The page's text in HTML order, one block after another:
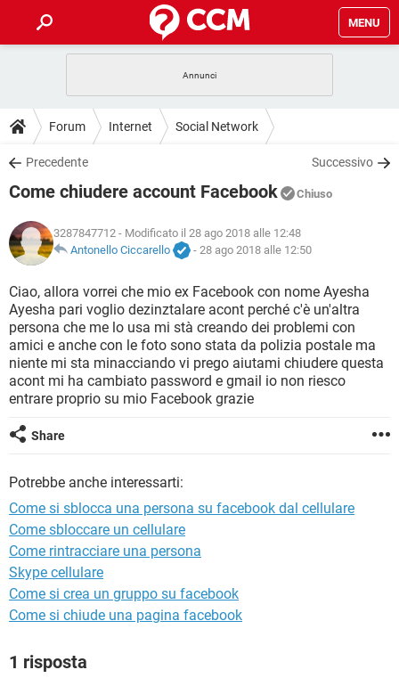
MENU
INTRATTENIMENTO ANDROID
iOS
INSTAGRAM WHATSAPP
TIKTOK
HARDWARE
GUIDE
COVID-19
INSTAGRAM WHATSAPP
TIKTOK
HARDWARE
DOWNLOAD
COVID-19 GAMING
INTRATTENIMENTO
iOS WINDOWS 10
INSTAGRAM WHATSAPP
TIKTOK FACEBOOK
HARDWARE
COVID-19 GAMING
INTRATTENIMENTO
iOS WINDOWS 10
INSTAGRAM WHATSAPP
TIKTOK FACEBOOK
HARDWARE
GLOSSARIO
COVID-19 GAMING
INTRATTENIMENTO ANDROID
iOS WINDOWS 10
INSTAGRAM WHATSAPP
TIKTOK FACEBOOK
HARDWARE
Forum Internet Social Network
Precedente Successivo
Come chiudere account Facebook Chiuso
3287847712 - Modificato il 28 ago 2018 alle 12:48
Antonello Ciccarello
- 28 ago 2018 alle 12:50
Ciao, allora vorrei che mio ex Facebook con nome Ayesha
Ayesha pari voglio dezinztalare acont perché c'è un'altra
persona che me lo usa mi stà creando dei problemi con
amici e anche con le foto sono stata da polizia postale ma
niente mi sta minacciando vi prego aiutami chiudere questa
acont mi ha cambiato password e gmail io non riesco
entrare proprio su mio Facebook grazie
Share
Potrebbe anche interessarti:
Come si sblocca una persona su facebook dal cellulare
Come sbloccare un cellulare
Come rintracciare una persona
Skype cellulare
Come si crea un gruppo su facebook
Come si chiude una pagina facebook
1 risposta